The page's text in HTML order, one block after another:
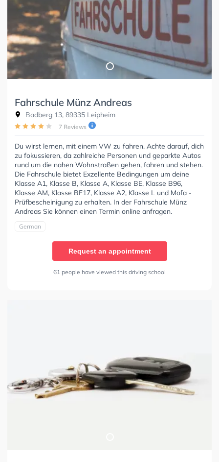
Fahrschule Münz Andreas
Badberg 13, 89335 Leipheim
7 Reviews
Du wirst lernen, mit einem VW zu fahren. Achte darauf, dich
zu fokussieren, da zahlreiche Personen und geparkte Autos
rund um die nahen Wohnstraßen gehen, fahren und stehen.
Die Fahrschule bietet Exzellente Bedingungen um deine
Klasse A1, Klasse B, Klasse A, Klasse BE, Klasse B96,
Klasse AM, Klasse BF17, Klasse A2, Klasse L und Mofa -
Prüfbescheinigung zu erhalten. In der Fahrschule Münz
Andreas Sie können einen Termin online anfragen.
German
Request an appointment
61 people have viewed this driving school